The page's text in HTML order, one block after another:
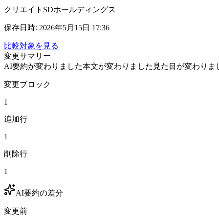
クリエイトSDホールディングス
保存日時: 2026年5月15日 17:36
比較対象を見る
変更サマリー
AI要約が変わりました本文が変わりました 見た目が変わりま
変更ブロック
1
追加行
1
削除行
1
AI要約の差分
変更前